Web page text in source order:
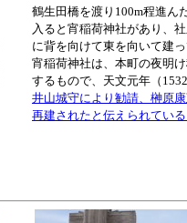
鶴生田橋を渡り100m程進ん
入ると宵稲荷神社があり、
に背を向けて東を向いて建
宵稲荷神社は、本町の夜明
するもので、天文元年（
井山城守により勧請、榊原
再建されたと伝えられてい